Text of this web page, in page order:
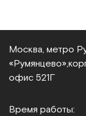
Москва, метро
«Румянцево»,
офис 521Г
Время работы: